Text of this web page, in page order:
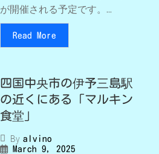
が開催される予定です。...
Read More
四国中央市の伊予三島駅
の近くにある「マルキン
食堂」
By alvino
March 9, 2025